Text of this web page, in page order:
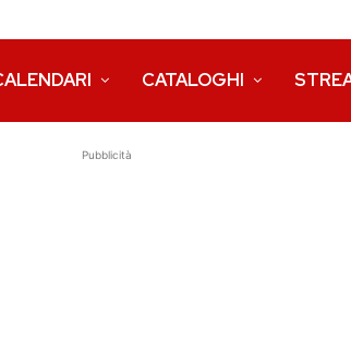
CATALOGHI
Pubblicità